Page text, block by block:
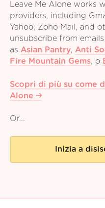
Leave Me Alone works
providers, including
Yahoo, Zoho Mail, and
unsubscribe from
as Asian Pantry, Anti
Fire Mountain Gems, o
Scopri di più su come
Alone
Or...
Inizia a